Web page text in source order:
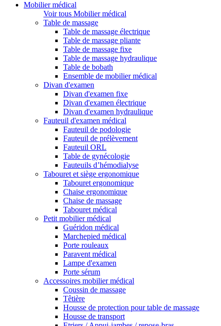
Mobilier médical
Voir tous Mobilier médical
Table de massage
Table de massage électrique
Table de massage pliante
Table de massage fixe
Table de massage hydraulique
Table de bobath
Ensemble de mobilier médical
Divan d'examen
Divan d'examen fixe
Divan d'examen électrique
Divan d'examen hydraulique
Fauteuil d'examen médical
Fauteuil de podologie
Fauteuil de prélèvement
Fauteuil ORL
Table de gynécologie
Fauteuils d’hémodialyse
Tabouret et siège ergonomique
Tabouret ergonomique
Chaise ergonomique
Chaise de massage
Tabouret médical
Petit mobilier médical
Guéridon médical
Marchepied médical
Porte rouleaux
Paravent médical
Lampe d'examen
Porte sérum
Accessoires mobilier médical
Coussin de massage
Têtière
Housse de protection pour table de massage
Housse de transport